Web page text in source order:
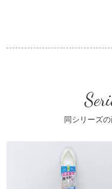
同シリーズ